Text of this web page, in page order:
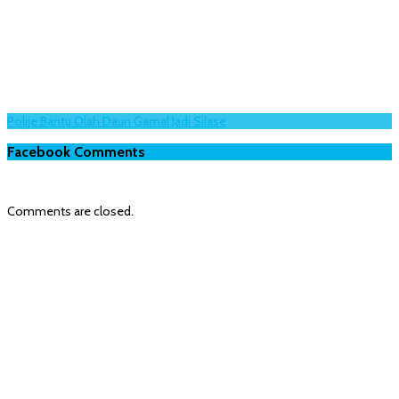
Polije Bantu Olah Daun Gamal Jadi Silase
Facebook Comments
Comments are closed.